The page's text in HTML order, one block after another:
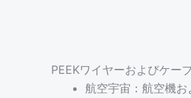
PEEKワイヤーおよびケー
航空宇宙：航空機